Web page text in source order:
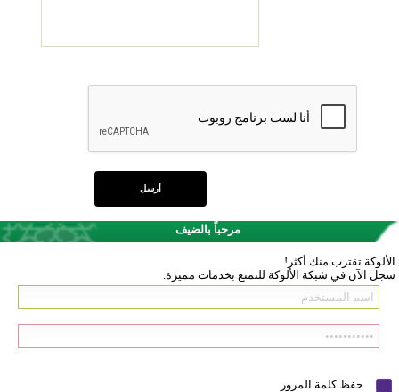
مرحباً بالضيف
الألوكة تقترب منك أكثر!
سجل الآن في شبكة الألوكة للتمتع بخدمات مميزة.
حفظ كلمة المرور